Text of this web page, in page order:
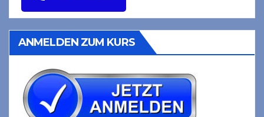
ANMELDEN ZUM KURS